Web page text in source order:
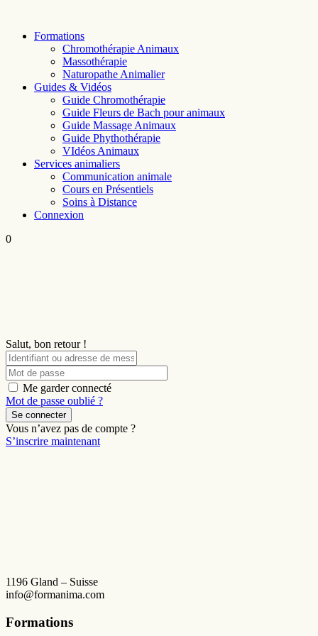
contentFormations
Chromothérapie Animaux
Massothérapie
Naturopathe Animalier
Guides & Vidéos
Guide Chromothérapie
Guide Fleurs de Bach pour animaux
Guide Massage Animaux
Guide Phythothérapie
VIdéos Animaux
Services animaliers
Communication animale
Cours en Présentiels
Soins à Distance
Connexion
0
Salut, bon retour !
Me garder connecté
Mot de passe oublié ?
Se connecter
Vous n’avez pas de compte ?
S’inscrire maintenant
1196 Gland – Suisse
info@formanima.com
Formations